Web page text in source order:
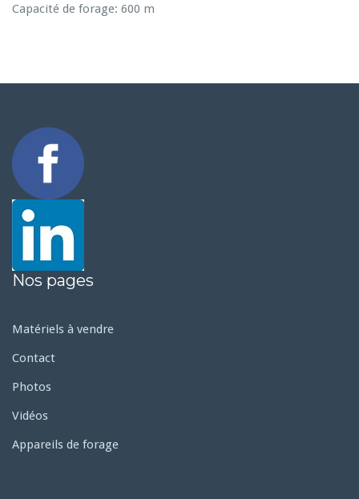
Capacité de forage: 600 m
Nos pages
Matériels à vendre
Contact
Photos
Vidéos
Appareils de forage